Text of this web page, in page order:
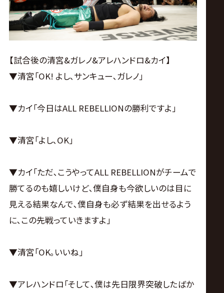
【試合後の清宮&ガレノ&アレハンドロ&カイ】
▼清宮｢OK! よし､サンキュー､ガレノ｣
▼カイ｢今日はALL REBELLIONの勝利ですよ｣
▼清宮｢よし､OK｣
▼カイ｢ただ､こうやってALL REBELLIONがチームで
勝てるのも嬉しいけど､僕自身も今欲しいのは目に
見える結果なんで､僕自身も必ず結果を出せるよう
に､この先戦っていきますよ｣
▼清宮｢OK｡いいね｣
▼アレハンドロ｢そして､僕は先日限界突破したばか